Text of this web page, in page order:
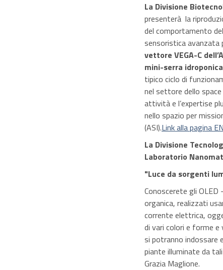
La Divisione
presenterà la
del comportamento
sensoristica
vettore VEGA-C
mini-serra idroponica
tipico ciclo di
nel settore dello
attività e l’expertise
nello spazio per
(ASI).Link alla pagina
La Divisione
Laboratorio
"Luce da sorgenti
Conoscerete gli
organica, realizzati
corrente elettrica,
di vari colori e forme e
si potranno indossare
piante illuminate da
Grazia Maglione.